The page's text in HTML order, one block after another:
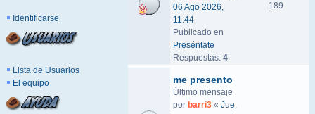
Identificarse
Lista de Usuarios
El equipo
06 Ago 2026,
11:44
Publicado en
Preséntate
Respuestas: 4
189
me presento
Último mensaje
por barri3 « Jue,